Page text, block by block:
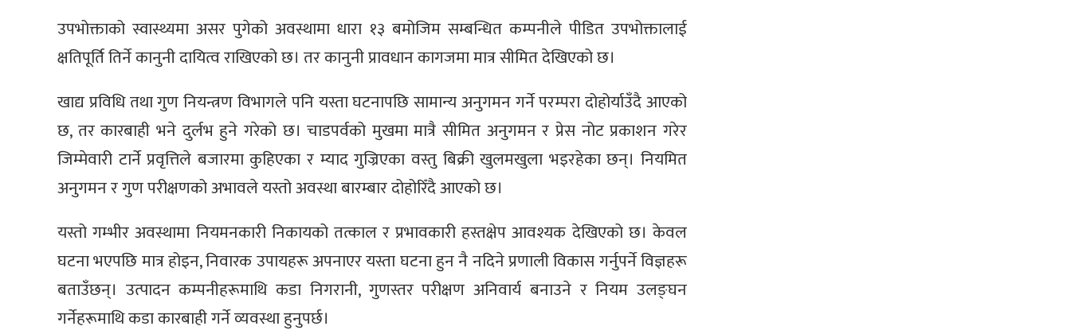
उपभोक्ताको स्वास्थ्यमा असर पुगेको अवस्थामा धारा १३ बमोजिम सम्बन्धित कम्पनीले पीडित उपभोक्तालाई
क्षतिपूर्ति तिर्ने कानुनी दायित्व राखिएको छ। तर कानुनी प्रावधान कागजमा मात्र सीमित देखिएको छ।
खाद्य प्रविधि तथा गुण नियन्त्रण विभागले पनि यस्ता घटनापछि सामान्य अनुगमन गर्ने परम्परा दोहोर्याउँदै आएको
छ, तर कारबाही भने दुर्लभ हुने गरेको छ। चाडपर्वको मुखमा मात्रै सीमित अनुगमन र प्रेस नोट प्रकाशन गरेर
जिम्मेवारी टार्ने प्रवृत्तिले बजारमा कुहिएका र म्याद गुज्रिएका वस्तु बिक्री खुलमखुला भइरहेका छन्। नियमित
अनुगमन र गुण परीक्षणको अभावले यस्तो अवस्था बारम्बार दोहोरिँदै आएको छ।
यस्तो गम्भीर अवस्थामा नियमनकारी निकायको तत्काल र प्रभावकारी हस्तक्षेप आवश्यक देखिएको छ। केवल
घटना भएपछि मात्र होइन, निवारक उपायहरू अपनाएर यस्ता घटना हुन नै नदिने प्रणाली विकास गर्नुपर्ने विज्ञहरू
बताउँछन्। उत्पादन कम्पनीहरूमाथि कडा निगरानी, गुणस्तर परीक्षण अनिवार्य बनाउने र नियम उलङ्घन
गर्नेहरूमाथि कडा कारबाही गर्ने व्यवस्था हुनुपर्छ।